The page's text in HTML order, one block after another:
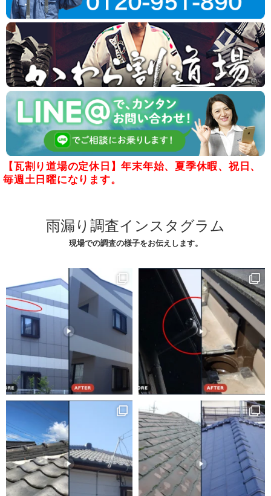
【瓦割り道場の定休日】年末年始、夏季休暇、祝日、
毎週土日曜になります。
雨漏り調査インスタグラム
現場での調査の様子をお伝えします。